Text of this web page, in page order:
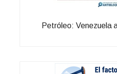
Petróleo: Venezuela